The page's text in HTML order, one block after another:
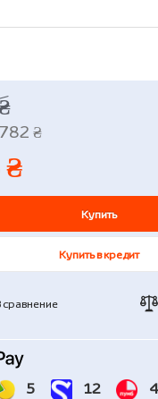
₴
Купить
Купить в кредит
сравнение
5 12 4